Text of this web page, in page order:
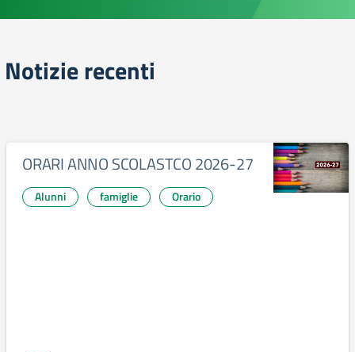
Notizie recenti
ORARI ANNO SCOLASTCO 2026-27
Alunni famiglie Orario